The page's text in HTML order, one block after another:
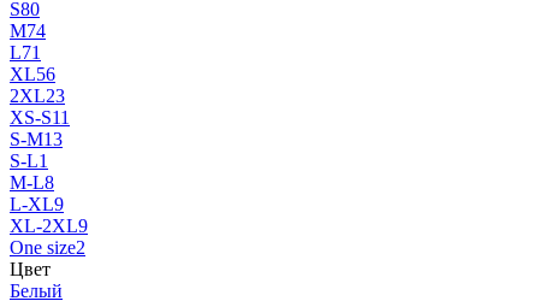
S80
M74
L71
XL56
2XL23
XS-S11
S-M13
S-L1
M-L8
L-XL9
XL-2XL9
One size2
Цвет
Белый